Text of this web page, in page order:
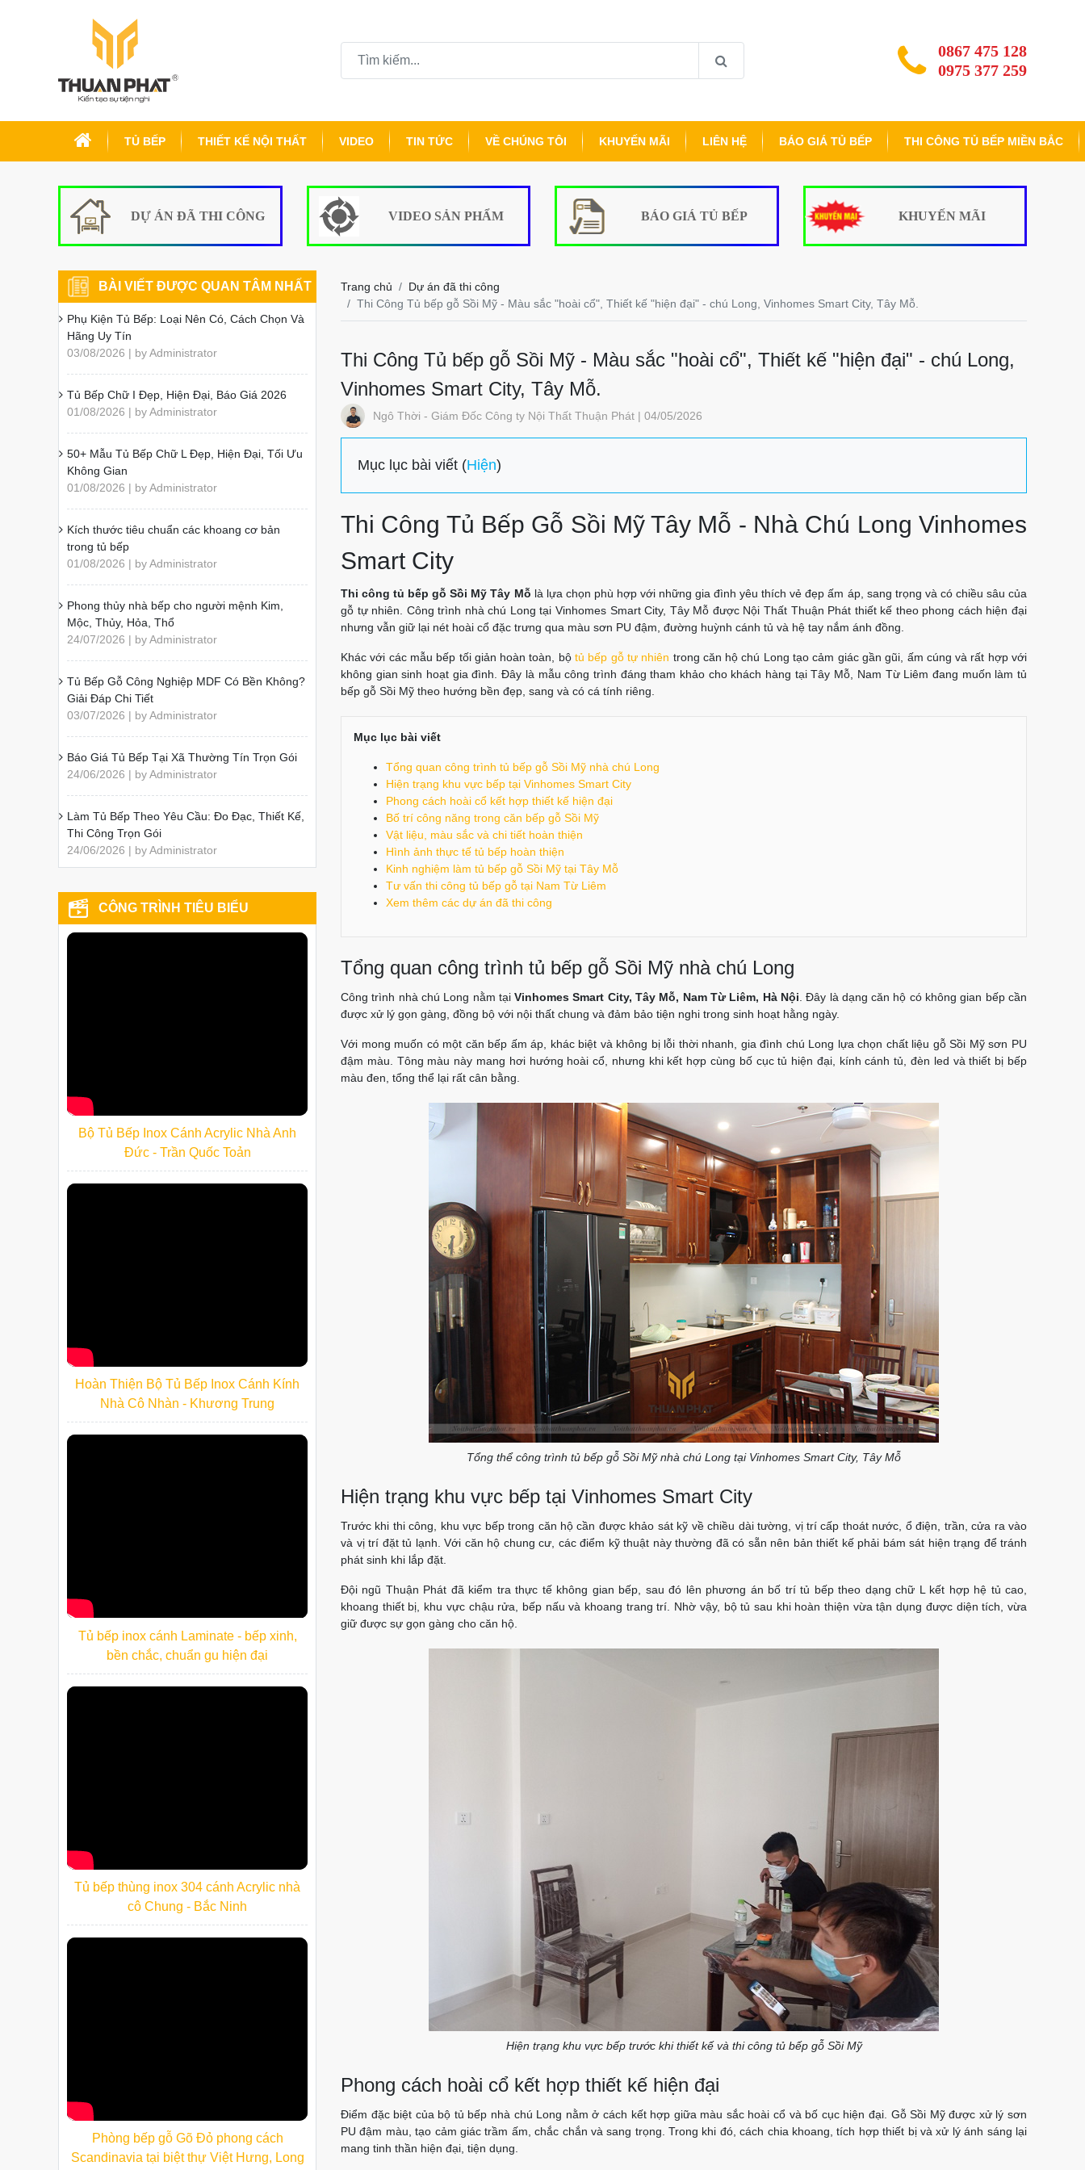
0867 475 128
0975 377 259
TỦ BẾP THIẾT KẾ NỘI THẤT VIDEO TIN TỨC VỀ CHÚNG TÔI KHUYẾN MÃI LIÊN HỆ BÁO GIÁ TỦ BẾP THI CÔNG TỦ BẾP MIỀN BẮC
DỰ ÁN ĐÃ THI CÔNG VIDEO SẢN PHẨM BÁO GIÁ TỦ BẾP KHUYẾN MÃI
Trang chủ
Dự án đã thi công
Thi Công Tủ bếp gỗ Sồi Mỹ - Màu sắc "hoài cổ", Thiết kế "hiện đại" - chú Long, Vinhomes Smart City, Tây Mỗ.
Thi Công Tủ bếp gỗ Sồi Mỹ - Màu sắc "hoài cổ", Thiết kế "hiện đại" - chú Long,
Vinhomes Smart City, Tây Mỗ.
Ngô Thời - Giám Đốc Công ty Nội Thất Thuận Phát | 04/05/2026
Mục lục bài viết (Hiện)
Thi Công Tủ Bếp Gỗ Sồi Mỹ Tây Mỗ - Nhà Chú Long Vinhomes
Smart City
Thi công tủ bếp gỗ Sồi Mỹ Tây Mỗ là lựa chọn phù hợp với những gia đình yêu thích vẻ đẹp ấm áp, sang trọng và có chiều sâu của
gỗ tự nhiên. Công trình nhà chú Long tại Vinhomes Smart City, Tây Mỗ được Nội Thất Thuận Phát thiết kế theo phong cách hiện đại
nhưng vẫn giữ lại nét hoài cổ đặc trưng qua màu sơn PU đậm, đường huỳnh cánh tủ và hệ tay nắm ánh đồng.
Khác với các mẫu bếp tối giản hoàn toàn, bộ tủ bếp gỗ tự nhiên trong căn hộ chú Long tạo cảm giác gần gũi, ấm cúng và rất hợp với
không gian sinh hoạt gia đình. Đây là mẫu công trình đáng tham khảo cho khách hàng tại Tây Mỗ, Nam Từ Liêm đang muốn làm tủ
bếp gỗ Sồi Mỹ theo hướng bền đẹp, sang và có cá tính riêng.
Mục lục bài viết
Tổng quan công trình tủ bếp gỗ Sồi Mỹ nhà chú Long
Hiện trạng khu vực bếp tại Vinhomes Smart City
Phong cách hoài cổ kết hợp thiết kế hiện đại
Bố trí công năng trong căn bếp gỗ Sồi Mỹ
Vật liệu, màu sắc và chi tiết hoàn thiện
Hình ảnh thực tế tủ bếp hoàn thiện
Kinh nghiệm làm tủ bếp gỗ Sồi Mỹ tại Tây Mỗ
Tư vấn thi công tủ bếp gỗ tại Nam Từ Liêm
Xem thêm các dự án đã thi công
Tổng quan công trình tủ bếp gỗ Sồi Mỹ nhà chú Long
Công trình nhà chú Long nằm tạiVinhomes Smart City, Tây Mỗ, Nam Từ Liêm, Hà Nội . Đây là dạng căn hộ có không gian bếp cần
được xử lý gọn gàng, đồng bộ với nội thất chung và đảm bảo tiện nghi trong sinh hoạt hằng ngày.
Với mong muốn có một căn bếp ấm áp, khác biệt và không bị lỗi thời nhanh, gia đình chú Long lựa chọn chất liệu gỗ Sồi Mỹ sơn PU
đậm màu. Tông màu này mang hơi hướng hoài cổ, nhưng khi kết hợp cùng bố cục tủ hiện đại, kính cánh tủ, đèn led và thiết bị bếp
màu đen, tổng thể lại rất cân bằng.
Tổng thể công trình tủ bếp gỗ Sồi Mỹ nhà chú Long tại Vinhomes Smart City, Tây Mỗ
Hiện trạng khu vực bếp tại Vinhomes Smart City
Trước khi thi công, khu vực bếp trong căn hộ cần được khảo sát kỹ về chiều dài tường, vị trí cấp thoát nước, ổ điện, trần, cửa ra vào
và vị trí đặt tủ lạnh. Với căn hộ chung cư, các điểm kỹ thuật này thường đã có sẵn nên bản thiết kế phải bám sát hiện trạng để tránh
phát sinh khi lắp đặt.
Đội ngũ Thuận Phát đã kiểm tra thực tế không gian bếp, sau đó lên phương án bố trí tủ bếp theo dạng chữ L kết hợp hệ tủ cao,
khoang thiết bị, khu vực chậu rửa, bếp nấu và khoang trang trí. Nhờ vậy, bộ tủ sau khi hoàn thiện vừa tận dụng được diện tích, vừa
giữ được sự gọn gàng cho căn hộ.
Hiện trạng khu vực bếp trước khi thiết kế và thi công tủ bếp gỗ Sồi Mỹ
Phong cách hoài cổ kết hợp thiết kế hiện đại
Điểm đặc biệt của bộ tủ bếp nhà chú Long nằm ở cách kết hợp giữa màu sắc hoài cổ và bố cục hiện đại. Gỗ Sồi Mỹ được xử lý sơn
PU đậm màu, tạo cảm giác trầm ấm, chắc chắn và sang trọng. Trong khi đó, cách chia khoang, tích hợp thiết bị và xử lý ánh sáng lại
mang tinh thần hiện đại, tiện dụng.
BÀI VIẾT ĐƯỢC QUAN TÂM NHẤT
Phụ Kiện Tủ Bếp: Loại Nên Có, Cách Chọn Và
Hãng Uy Tín
03/08/2026 | by Administrator
Tủ Bếp Chữ I Đẹp, Hiện Đại, Báo Giá 2026
01/08/2026 | by Administrator
50+ Mẫu Tủ Bếp Chữ L Đẹp, Hiện Đại, Tối Ưu
Không Gian
01/08/2026 | by Administrator
Kích thước tiêu chuẩn các khoang cơ bản
trong tủ bếp
01/08/2026 | by Administrator
Phong thủy nhà bếp cho người mệnh Kim,
Mộc, Thủy, Hỏa, Thổ
24/07/2026 | by Administrator
Tủ Bếp Gỗ Công Nghiệp MDF Có Bền Không?
Giải Đáp Chi Tiết
03/07/2026 | by Administrator
Báo Giá Tủ Bếp Tại Xã Thường Tín Trọn Gói
24/06/2026 | by Administrator
Làm Tủ Bếp Theo Yêu Cầu: Đo Đạc, Thiết Kế,
Thi Công Trọn Gói
24/06/2026 | by Administrator
CÔNG TRÌNH TIÊU BIỂU
Bộ Tủ Bếp Inox Cánh Acrylic Nhà Anh
Đức - Trần Quốc Toản
Hoàn Thiện Bộ Tủ Bếp Inox Cánh Kính
Nhà Cô Nhàn - Khương Trung
Tủ bếp inox cánh Laminate - bếp xinh,
bền chắc, chuẩn gu hiện đại
Tủ bếp thùng inox 304 cánh Acrylic nhà
cô Chung - Bắc Ninh
Phòng bếp gỗ Gõ Đỏ phong cách
Scandinavia tại biệt thự Việt Hưng, Long